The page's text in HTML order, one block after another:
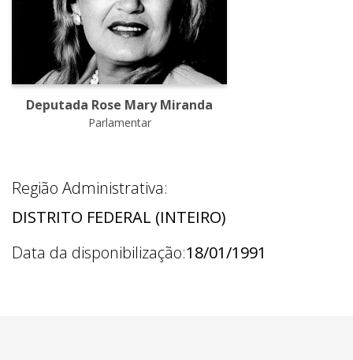
Deputada Rose Mary Miranda
Parlamentar
Região Administrativa:
DISTRITO FEDERAL (INTEIRO)
Data da disponibilização:18/01/1991